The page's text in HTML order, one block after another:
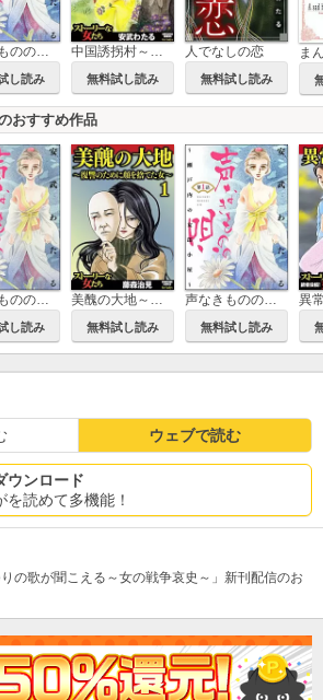
声なきものの唄～瀬戸内の女郎小屋～（分冊版）
し読み
中国誘拐村～世界の因習～
無料試し読み
人でなしの恋
無料試し読み
おすすめ作品
声なきものの唄～瀬戸内の女郎小屋～
し読み
美醜の大地～復讐のために顔を捨てた女～
無料試し読み
声なきものの唄～瀬戸内の女郎小屋～（分冊版）
無料試し読み
異
ウェブで読む
ウンロード
読めて多機能！
の歌が聞こえる～女の戦争哀史～」新刊配信のお